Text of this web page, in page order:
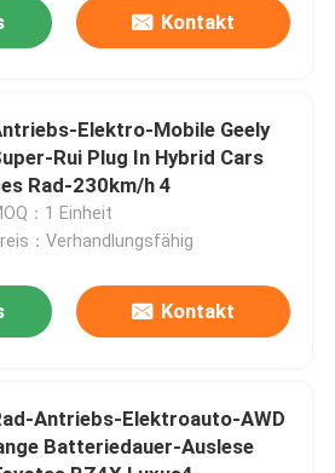
Kontakt
Elektro-Mobile Geely
Rui Plug In Hybrid Cars
Rad-230km/h 4
：1 Einheit
：Verhandlungsfähig
Kontakt
Antriebs-Elektroauto-AWD
Batteriedauer-Auslese